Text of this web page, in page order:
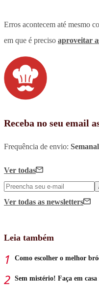
Erros acontecem até mesmo
em que é preciso aproveitar
Receba no seu email
Frequência de envio: Semanal
Ver todas
Ver todas as newsletters
Leia também
Como escolher o melhor
Sem mistério! Faça em